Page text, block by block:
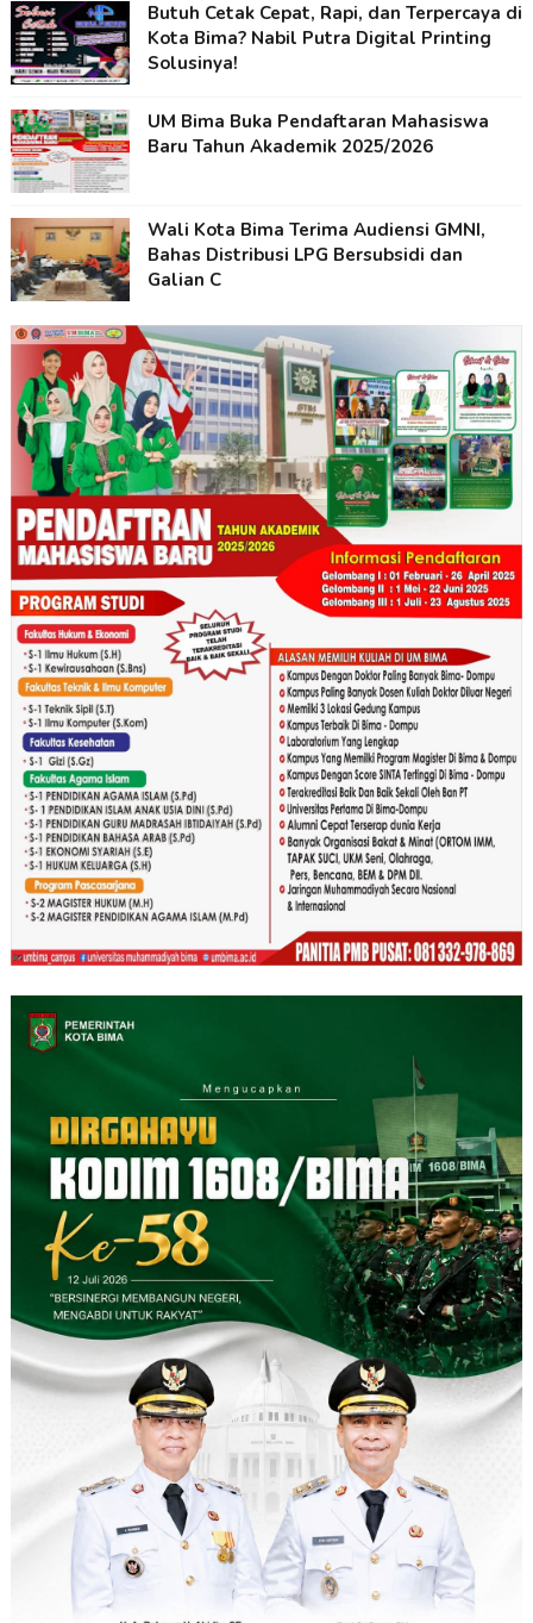
Butuh Cetak Cepat, Rapi, dan Terpercaya di
Kota Bima? Nabil Putra Digital Printing
Solusinya!
UM Bima Buka Pendaftaran Mahasiswa
Baru Tahun Akademik 2025/2026
Wali Kota Bima Terima Audiensi GMNI,
Bahas Distribusi LPG Bersubsidi dan
Galian C